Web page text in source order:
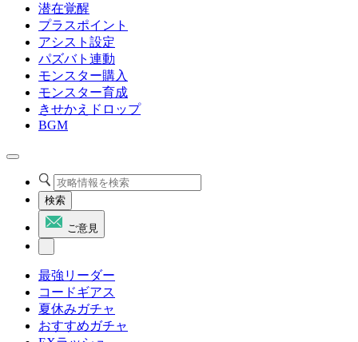
潜在覚醒
プラスポイント
アシスト設定
パズバト連動
モンスター購入
モンスター育成
きせかえドロップ
BGM
検索
ご意見
最強リーダー
コードギアス
夏休みガチャ
おすすめガチャ